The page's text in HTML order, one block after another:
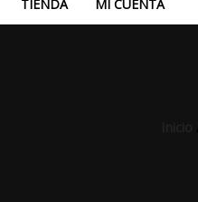
TIENDA MI CUENTA